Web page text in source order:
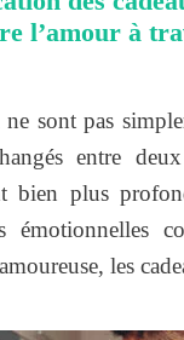
l’amour à
ne sont pas
entre
bien plus
émotionnelles
les